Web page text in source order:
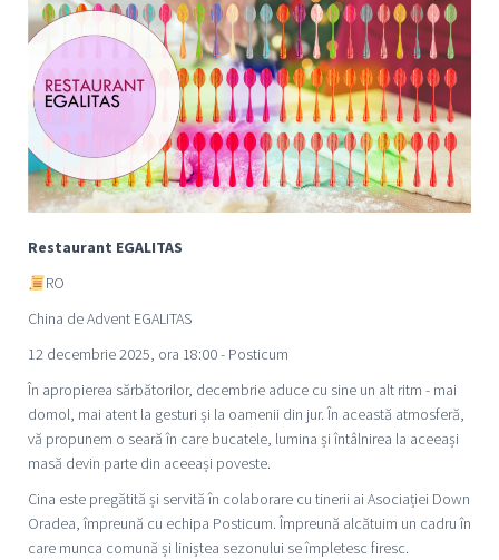
Restaurant EGALITAS
RO
China de Advent EGALITAS
12 decembrie 2025, ora 18:00 - Posticum
În apropierea sărbătorilor, decembrie aduce cu sine un alt ritm - mai
domol, mai atent la gesturi și la oamenii din jur. În această atmosferă,
vă propunem o seară în care bucatele, lumina și întâlnirea la aceeași
masă devin parte din aceeași poveste.
Cina este pregătită și servită în colaborare cu tinerii ai Asociației Down
Oradea, împreună cu echipa Posticum. Împreună alcătuim un cadru în
care munca comună și liniștea sezonului se împletesc firesc.